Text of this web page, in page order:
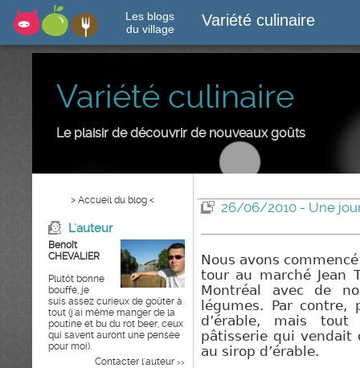
Les blogs
du village
Variété culinaire
Variété culinaire
Le plaisir de découvrir de nouveaux goûts
> Accueil du blog <
L'auteur
Benoît
CHEVALIER
Plutôt bonne
bouffe, je
suis assez curieux de goûter à
tout (j'ai même manger de la
poutine et bu du rot beer, ceux
qui savent auront une pensée
pour moi).
Contacter l'auteur >>
26/06/2010 - Une
Nous avons
tour au marché Jean
Montréal avec de
légumes. Par
d’érable, mais
pâtisserie qui vendait
au sirop d’érable.